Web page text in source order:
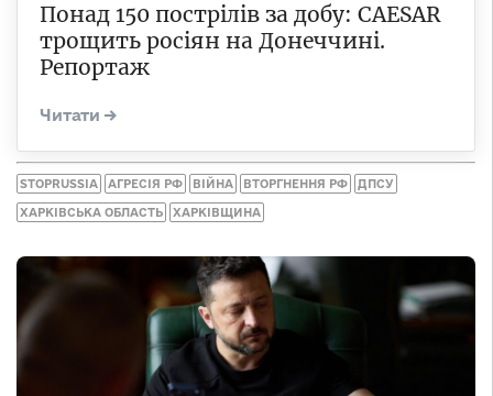
Понад 150 пострілів за добу: CAESAR
трощить росіян на Донеччині.
Репортаж
STOPRUSSIA АГРЕСІЯ РФ ВІЙНА ВТОРГНЕННЯ РФ ДПСУ
ХАРКІВСЬКА ОБЛАСТЬ ХАРКІВЩИНА